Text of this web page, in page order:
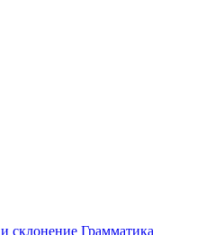
и склонение Грамматика